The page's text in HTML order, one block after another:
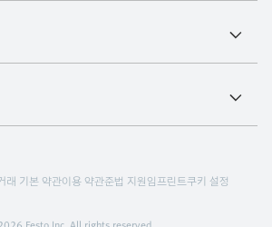
래 기본 약관이용 약관준법 지원임프린트쿠키 설정